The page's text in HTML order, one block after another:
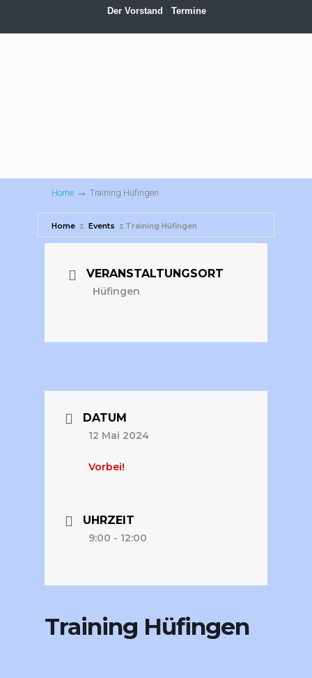
Der Vorstand Termine
Home → Training Hüfingen
Home Events Training Hüfingen
VERANSTALTUNGSORT
Hüfingen
DATUM
12 Mai 2024
Vorbei!
UHRZEIT
9:00 - 12:00
Training Hüfingen